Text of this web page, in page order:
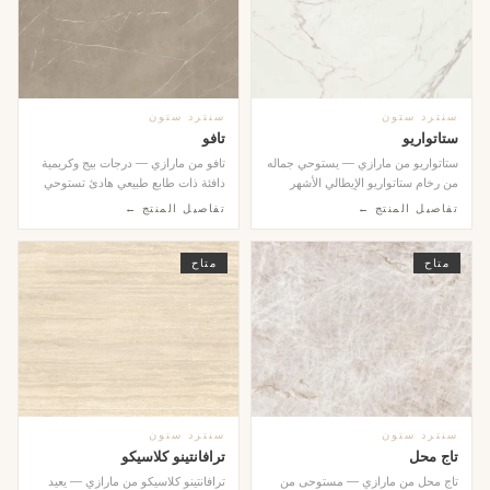
سنترد ستون
ستاتواريو
ستاتواريو من مارازي — يستوحي جماله
من رخام ستاتواريو الإيطالي الأشهر
عالمياً بعر...
تفاصيل المنتج ←
سنترد ستون
تافو
تافو من مارازي — درجات بيج وكريمية
دافئة ذات طابع طبيعي هادئ تستوحي
جمالها من ال...
تفاصيل المنتج ←
متاح
سنترد ستون
تاج محل
تاج محل من مارازي — مستوحى من
متاح
سنترد ستون
ترافانتينو كلاسيكو
ترافانتينو كلاسيكو من مارازي — يعيد